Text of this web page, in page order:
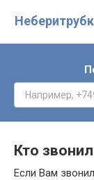
Кто
Если Вам